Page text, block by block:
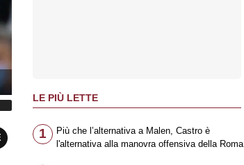
LE PIÙ LETTE
1
Più che l’alternativa a Malen, Castro è
l'alternativa alla manovra offensiva della Roma